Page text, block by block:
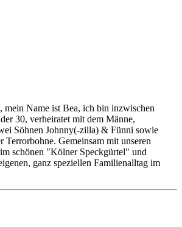
mein Name ist Bea, ich bin inzwischen
30, verheiratet mit dem Männe,
Söhnen Johnny(-zilla) & Fünni sowie
Terrorbohne. Gemeinsam mit unseren
schönen "Kölner Speckgürtel" und
ganz speziellen Familienalltag im